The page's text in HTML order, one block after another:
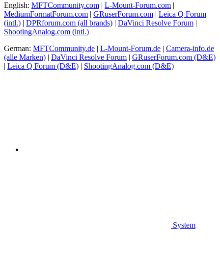
English: MFTCommunity.com | L-Mount-Forum.com |
MediumFormatForum.com | GRuserForum.com | Leica Q Forum
(intl.) | DPRforum.com (all brands) | DaVinci Resolve Forum |
ShootingAnalog.com (intl.)
German: MFTCommunity.de | L-Mount-Forum.de | Camera-info.de
(alle Marken) | DaVinci Resolve Forum | GRuserForum.com (D&E)
| Leica Q Forum (D&E) | ShootingAnalog.com (D&E)
System